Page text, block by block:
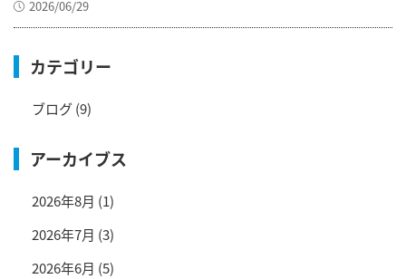
2026/06/29
カテゴリー
ブログ(9)
アーカイブス
2026年8月 (1)
2026年7月 (3)
2026年6月 (5)